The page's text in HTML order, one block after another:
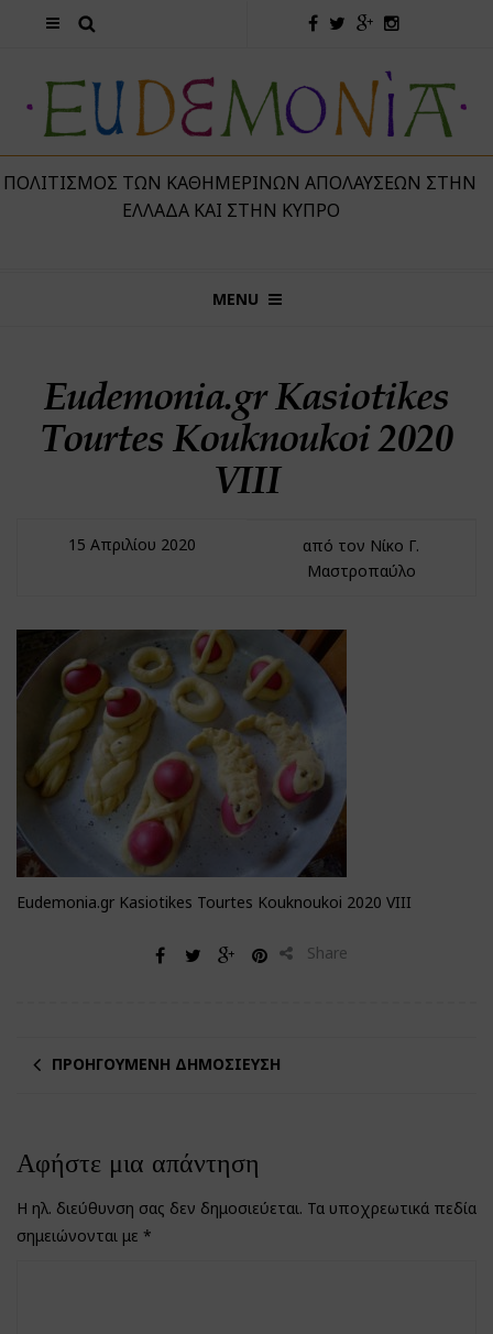
ΤΩΝ ΚΑΘΗΜΕΡΙΝΏΝ ΑΠΟΛΑΎΣΕΩΝ ΣΤΗΝ
ΕΛΛΆΔΑ ΚΑΙ ΣΤΗΝ ΚΎΠΡΟ
MENU
Eudemonia.gr Kasiotikes
Tourtes Kouknoukoi 2020
VIII
15 Απριλίου 2020
από τον Νίκο Γ.
Μαστροπαύλο
Eudemonia.gr Kasiotikes Tourtes Kouknoukoi 2020 VIII
Share
ΠΡΟΗΓΟΎΜΕΝΗ ΔΗΜΟΣΊΕΥΣΗ
Αφήστε μια απάντηση
Η ηλ. διεύθυνση σας δεν δημοσιεύεται. Τα υποχρεωτικά πεδία
σημειώνονται με *